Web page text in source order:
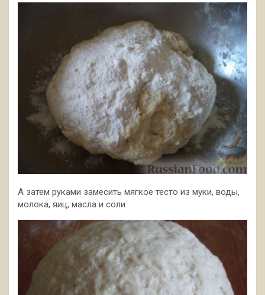
А затем руками замесить мягкое тесто из муки, воды,
молока, яиц, масла и соли.